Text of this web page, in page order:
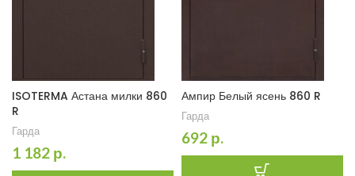
ISOTERMA Астана милки 860
R
Гарда
1 182 р.
Ампир Белый ясень 860 R
Гарда
692 р.